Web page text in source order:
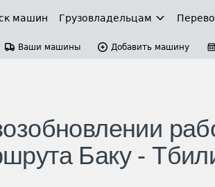
машин Грузовладельцам
Ваши машины Добавить машину
Баку -